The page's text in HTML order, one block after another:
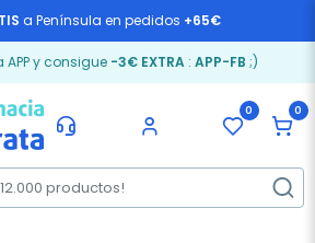
a Península en pedidos +65€
y consigue -3€ EXTRA: APP-FB ;)
0 0